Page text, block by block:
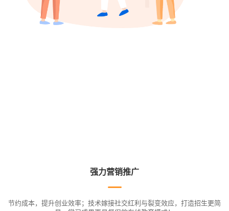
强力营销推广
节约成本，提升创业效率；技术嫁接社交红利与裂变效应，打造招生更简